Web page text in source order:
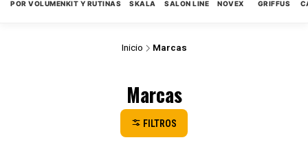
POR VOLUMENKIT Y RUTINAS SKALA SALON LINE NOVEX GRIFFUS
Inicio Marcas
Marcas
FILTROS